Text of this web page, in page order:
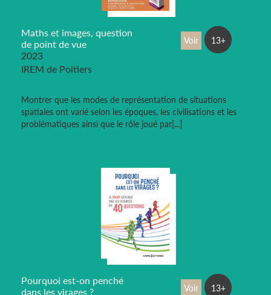
Maths et images, question
de point de vue
2023
IREM de Poitiers
Montrer que les modes de représentation de situations
spatiales ont varié selon les époques, les civilisations et les
problématiques ainsi que le rôle joué par[...]
Voir 13+
Pourquoi est-on penché
dans les virages ?
Voir 13+